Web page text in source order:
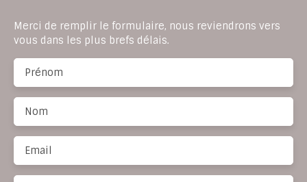
Merci de remplir le formulaire, nous reviendrons vers
vous dans les plus brefs délais.
Prénom
Nom
Email